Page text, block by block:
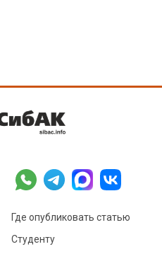
Где опубликовать статью
Студенту